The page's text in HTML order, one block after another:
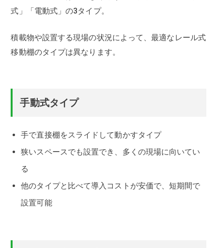
式」「電動式」の3タイプ。
積載物や設置する現場の状況によって、最適なレール式
移動棚のタイプは異なります。
手動式タイプ
手で直接棚をスライドして動かすタイプ
狭いスペースでも設置でき、多くの現場に向いてい
る
他のタイプと比べて導入コストが安価で、短期間で
設置可能